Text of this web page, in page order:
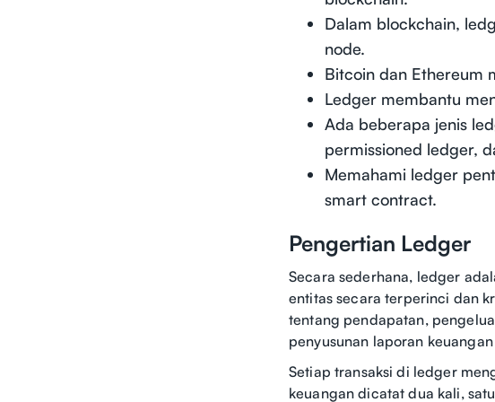
Dalam blockchain,
node.
Bitcoin dan Ethereum
Ledger membantu
Ada beberapa jenis
permissioned ledger,
Memahami ledger
smart contract.
Pengertian Ledger
Secara sederhana, ledger
entitas secara terperinci dan
tentang pendapatan,
penyusunan laporan
Setiap transaksi di ledger
keuangan dicatat dua kali,